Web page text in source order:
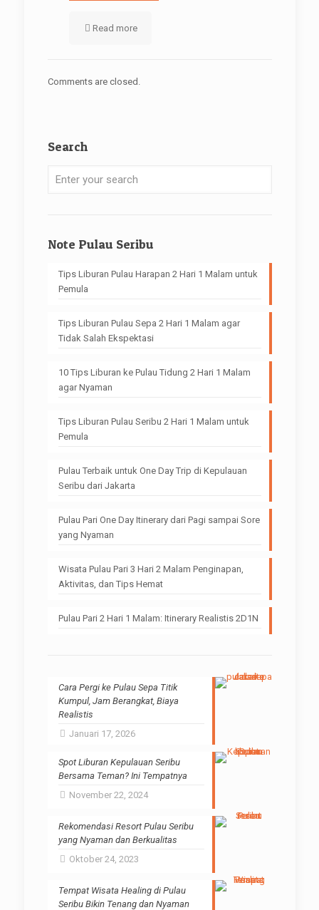
Read more
Comments are closed.
Search
Note Pulau Seribu
Tips Liburan Pulau Harapan 2 Hari 1 Malam untuk
Pemula
Tips Liburan Pulau Sepa 2 Hari 1 Malam agar
Tidak Salah Ekspektasi
10 Tips Liburan ke Pulau Tidung 2 Hari 1 Malam
agar Nyaman
Tips Liburan Pulau Seribu 2 Hari 1 Malam untuk
Pemula
Pulau Terbaik untuk One Day Trip di Kepulauan
Seribu dari Jakarta
Pulau Pari One Day Itinerary dari Pagi sampai Sore
yang Nyaman
Wisata Pulau Pari 3 Hari 2 Malam Penginapan,
Aktivitas, dan Tips Hemat
Pulau Pari 2 Hari 1 Malam: Itinerary Realistis 2D1N
Cara Pergi ke Pulau Sepa Titik
Kumpul, Jam Berangkat, Biaya
Realistis
Januari 17, 2026
Spot Liburan Kepulauan Seribu
Bersama Teman? Ini Tempatnya
November 22, 2024
Rekomendasi Resort Pulau Seribu
yang Nyaman dan Berkualitas
Oktober 24, 2023
Tempat Wisata Healing di Pulau
Seribu Bikin Tenang dan Nyaman